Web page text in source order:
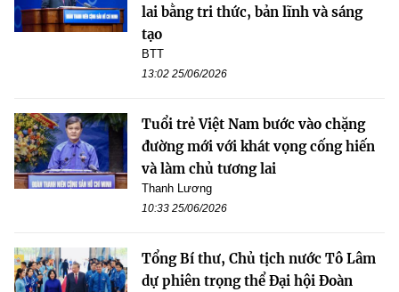
lai bằng tri thức, bản lĩnh và sáng
tạo
BTT
13:02 25/06/2026
Tuổi trẻ Việt Nam bước vào chặng
đường mới với khát vọng cống hiến
và làm chủ tương lai
Thanh Lương
10:33 25/06/2026
Tổng Bí thư, Chủ tịch nước Tô Lâm
dự phiên trọng thể Đại hội Đoàn